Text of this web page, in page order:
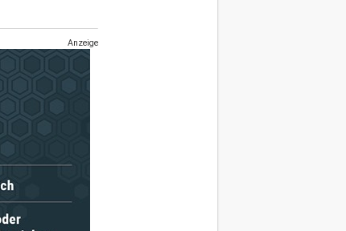
Anzeige